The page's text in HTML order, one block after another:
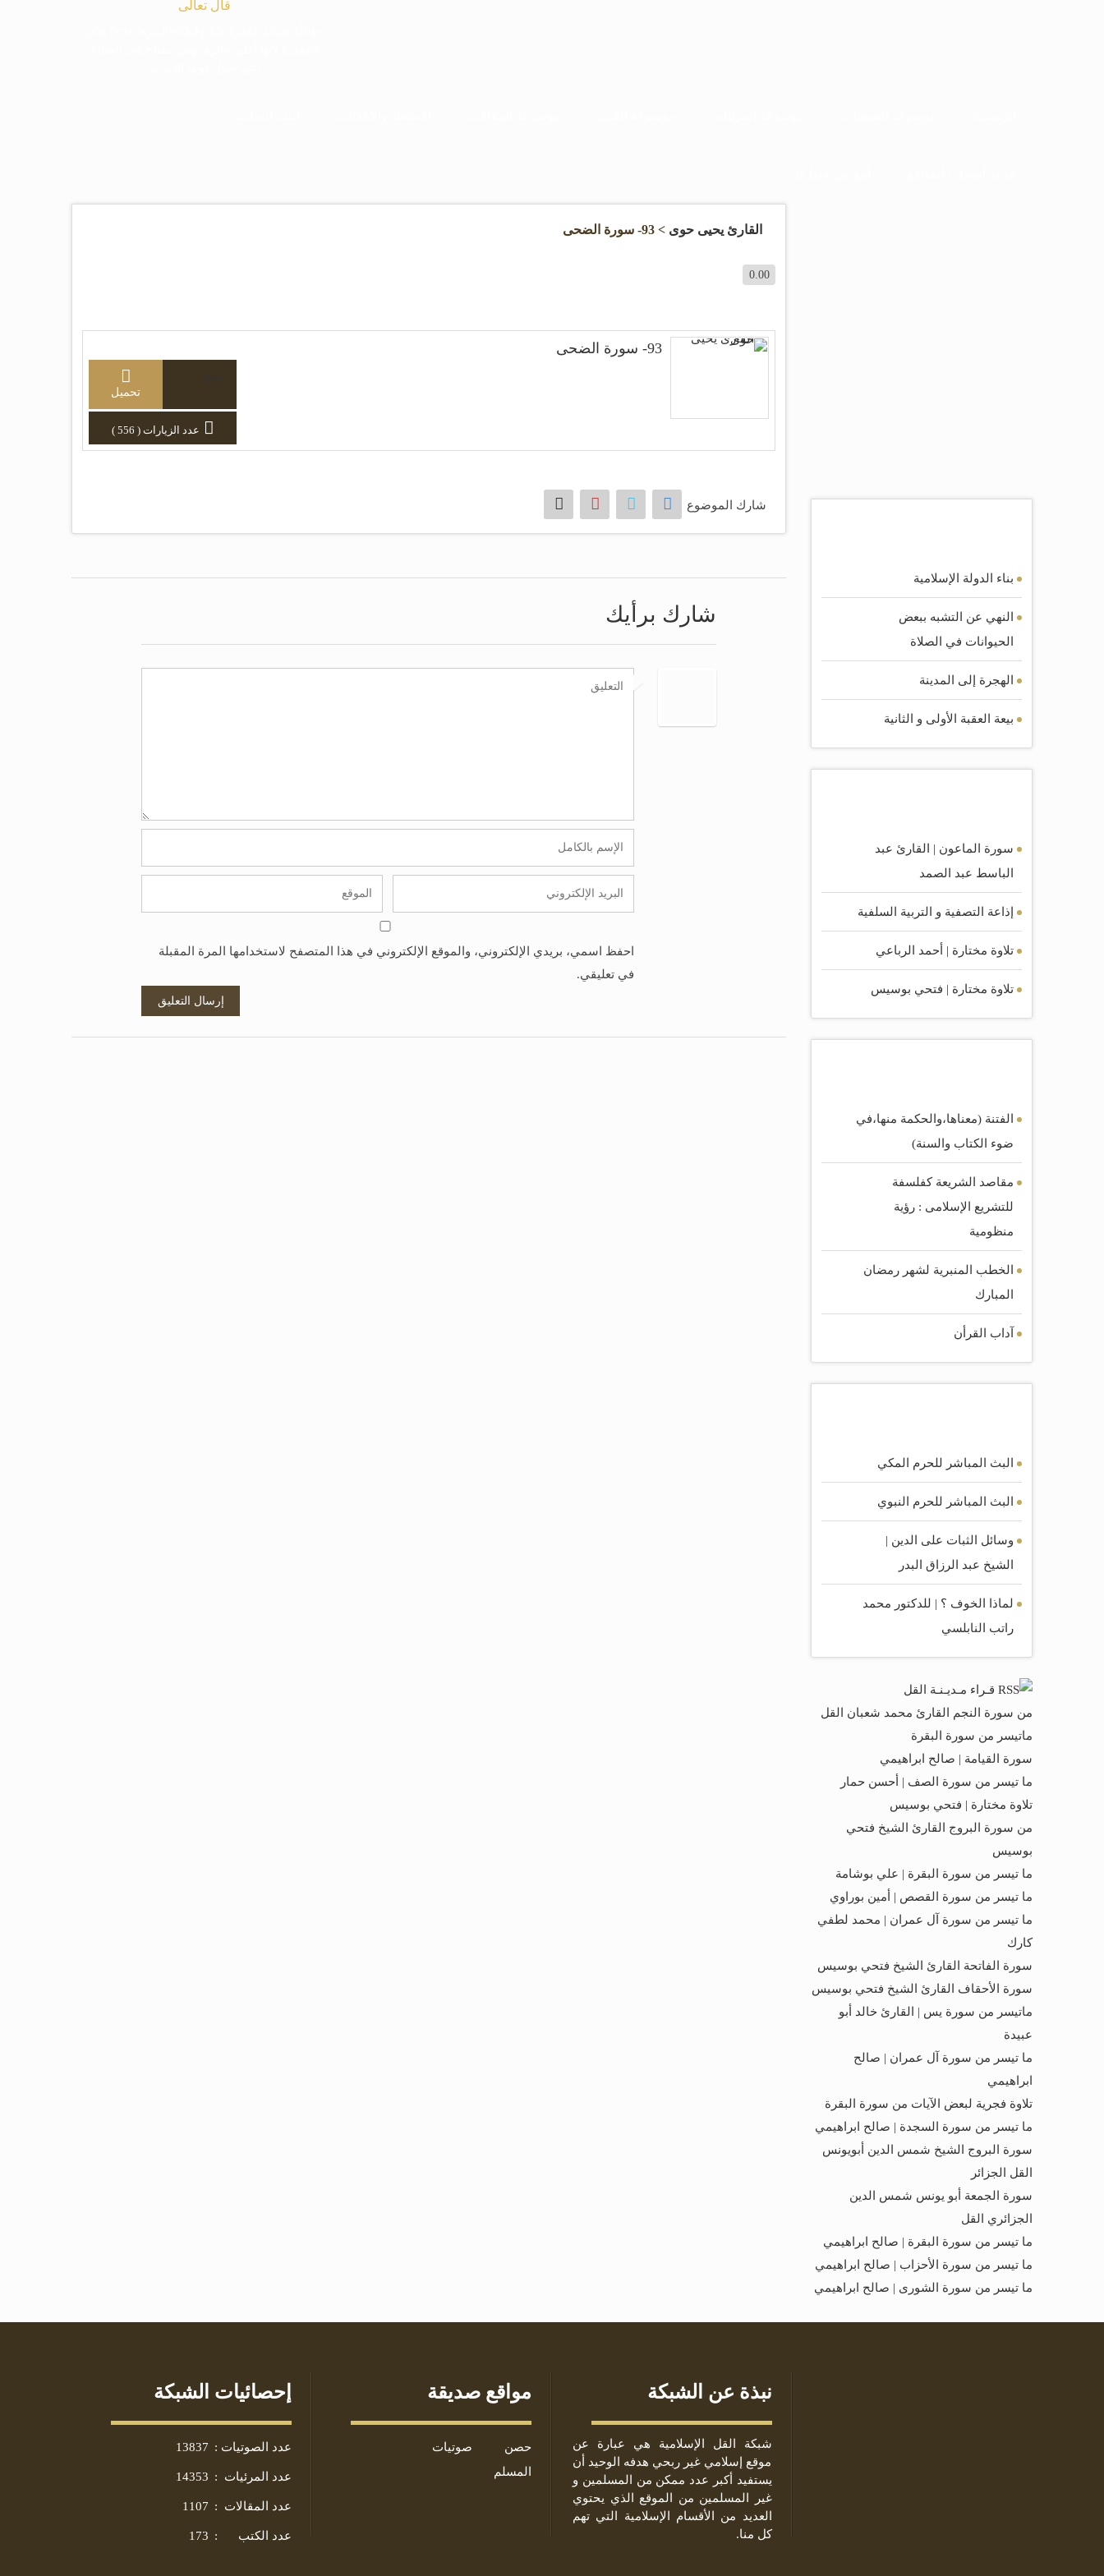
قال تعالى
القارئ يحيى حوى > 93- سورة الضحى
0.00
93- سورة الضحى
تحميل
عدد الزيارات ( 556 )
شارك الموضوع
شارك برأيك
احفظ اسمي، بريدي الإلكتروني، والموقع الإلكتروني في هذا المتصفح لاستخدامها المرة المقبلة
في تعليقي.
بناء الدولة الإسلامية
النهي عن التشبه ببعض
الحيوانات في الصلاة
الهجرة إلى المدينة
بيعة العقبة الأولى و الثانية
سورة الماعون | القارئ عبد
الباسط عبد الصمد
إذاعة التصفية و التربية السلفية
تلاوة مختارة | أحمد الرباعي
تلاوة مختارة | فتحي بوسيس
الفتنة (معناها،والحكمة منها،في
ضوء الكتاب والسنة)
مقاصد الشريعة كفلسفة
للتشريع الإسلامى : رؤية
منظومية
الخطب المنبرية لشهر رمضان
المبارك
آداب القرأن
البث المباشر للحرم المكي
البث المباشر للحرم النبوي
وسائل الثبات على الدين |
الشيخ عبد الرزاق البدر
لماذا الخوف ؟ | للدكتور محمد
راتب النابلسي
قـراء مـديـنـة القل
من سورة النجم القارئ محمد شعبان القل
ماتيسر من سورة البقرة
سورة القيامة | صالح ابراهيمي
ما تيسر من سورة الصف | أحسن حمار
تلاوة مختارة | فتحي بوسيس
من سورة البروج القارئ الشيخ فتحي
بوسيس
ما تيسر من سورة البقرة | علي بوشامة
ما تيسر من سورة القصص | أمين بوراوي
ما تيسر من سورة آل عمران | محمد لطفي
كارك
سورة الفاتحة القارئ الشيخ فتحي بوسيس
سورة الأحقاف القارئ الشيخ فتحي بوسيس
ماتيسر من سورة يس | القارئ خالد أبو
عبيدة
ما تيسر من سورة آل عمران | صالح
ابراهيمي
تلاوة فجرية لبعض الآيات من سورة البقرة
ما تيسر من سورة السجدة | صالح ابراهيمي
سورة البروج الشيخ شمس الدين أبويونس
القل الجزائر
سورة الجمعة أبو يونس شمس الدين
الجزائري القل
ما تيسر من سورة البقرة | صالح ابراهيمي
ما تيسر من سورة الأحزاب | صالح ابراهيمي
ما تيسر من سورة الشورى | صالح ابراهيمي
نبذة عن الشبكة
شبكة القل الإسلامية هي عبارة عن
موقع إسلامي غير ربحي هدفه الوحيد أن
يستفيد أكبر عدد ممكن من المسلمين و
غير المسلمين من الموقع الذي يحتوي
العديد من الأقسام الإسلامية التي تهم
كل منا.
مواقع صديقة
حصن
المسلم
صوتيات
إحصائيات الشبكة
عدد الصوتيات :
13837
عدد المرئيات :
14353
عدد المقالات :
1107
عدد الكتب :
173